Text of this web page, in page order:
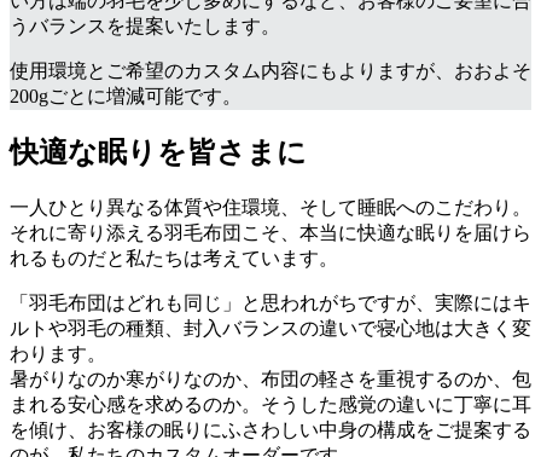
うバランスを提案いたします。
使用環境とご希望のカスタム内容にもよりますが、おおよそ
200gごとに増減可能です。
快適な眠りを皆さまに
一人ひとり異なる体質や住環境、そして睡眠へのこだわり。
それに寄り添える羽毛布団こそ、本当に快適な眠りを届けら
れるものだと私たちは考えています。
「羽毛布団はどれも同じ」と思われがちですが、実際にはキ
ルトや羽毛の種類、封入バランスの違いで寝心地は大きく変
わります。
暑がりなのか寒がりなのか、布団の軽さを重視するのか、包
まれる安心感を求めるのか。そうした感覚の違いに丁寧に耳
を傾け、お客様の眠りにふさわしい中身の構成をご提案する